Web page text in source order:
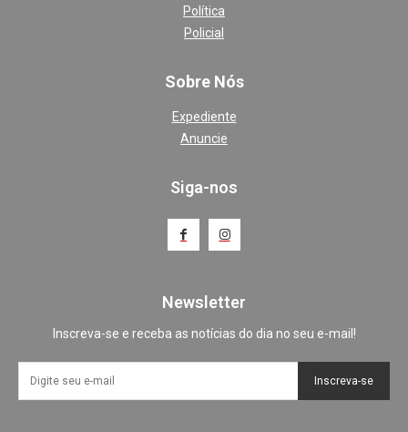
Política
Policial
Sobre Nós
Expediente
Anuncie
Siga-nos
Newsletter
Inscreva-se e receba as notícias do dia no seu e-mail!
Inscreva-se